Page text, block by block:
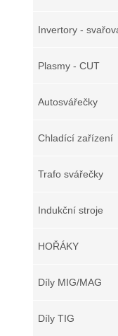
Invertory -
Plasmy - CUT
Autosvářečky
Chladící zařízení
Trafo svářečky
Indukční stroje
HOŘÁKY
Díly MIG/MAG
Díly TIG